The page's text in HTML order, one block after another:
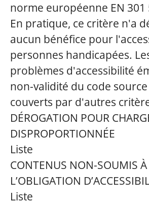
norme européenne EN 301
En pratique, ce critère n'a
aucun bénéfice pour
personnes handicapées.
problèmes d'accessibilité
non-validité du code
couverts par d'autres
DÉROGATION POUR
DISPROPORTIONNÉE
Liste
CONTENUS NON-SOUMIS À
L’OBLIGATION
Liste